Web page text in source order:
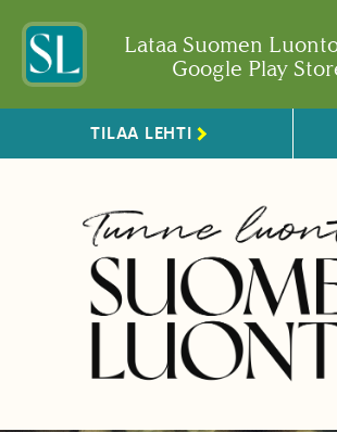
Lataa Suomen
Google Play
TILAA LEHTI